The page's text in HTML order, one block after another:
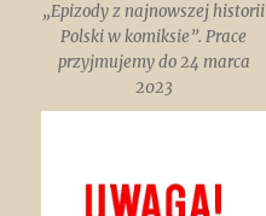
„Epizody z najnowszej historii
Polski w komiksie”. Prace
przyjmujemy do 24 marca
2023